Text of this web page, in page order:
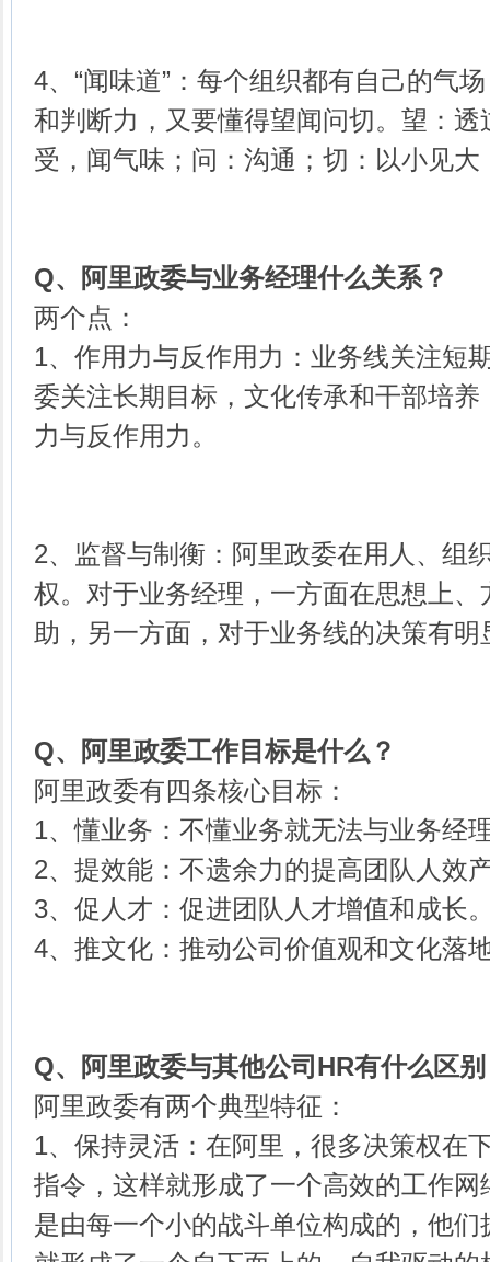
4、“闻味道”：每个组织都有自己的气
和判断力，又要懂得望闻问切。望：
受，闻气味；问：沟通；切：以小见大
Q、
阿里政委与业务经理什么关系？
两个点：
1、作用力与反作用力：业务线关注短
委关注长期目标，文化传承和干部培
力与反作用力。
2、监督与制衡：阿里政委在用人、组
权。对于业务经理，一方面在思想上
助，另一方面，对于业务线的决策有明
Q、
阿里政委工作目标是什么？
阿里政委有四条核心目标：
1、懂业务：不懂业务就无法与业务经
2、提效能：不遗余力的提高团队人效
3、促人才：促进团队人才增值和成长
4、推文化：推动公司价值观和文化落
Q、
阿里政委与其他公司HR有什么区
阿里政委有两个典型特征：
1、保持灵活：在阿里，很多决策权在
指令，这样就形成了一个高效的工作
是由每一个小的战斗单位构成的，他